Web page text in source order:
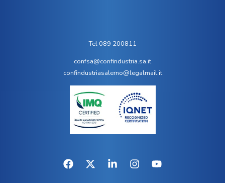
Tel 089 200811
confsa@confindustria.sa.it
confindustriasalerno@legalmail.it